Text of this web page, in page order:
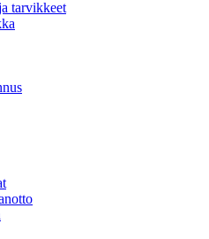
tarvikkeet